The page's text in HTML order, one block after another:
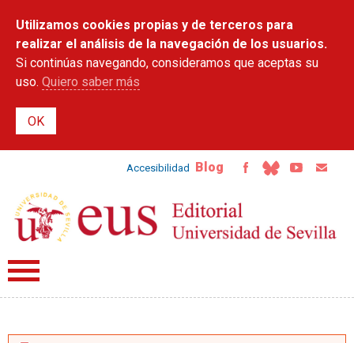
contenido
principal
Utilizamos cookies propias y de terceros para
realizar el análisis de la navegación de los usuarios.
Si continúas navegando, consideramos que aceptas su
uso. Quiero saber más
Accesibilidad Blog